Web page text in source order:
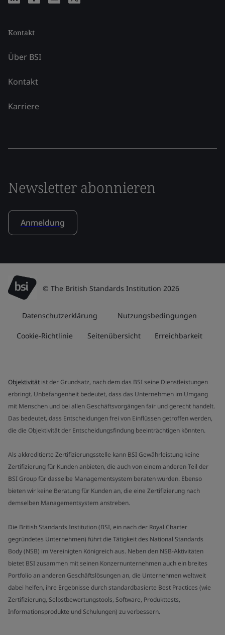
Kontakt
Über BSI
Kontakt
Karriere
Newsletter abonnieren
Anmeldung
© The British Standards Institution 2026
Datenschutzerklärung Nutzungsbedingungen
Cookie-Richtlinie Seitenübersicht Erreichbarkeit
Objektivität ist der Grundsatz, nach dem das BSI seine Dienstleistungen
erbringt. Unbefangenheit bedeutet, dass das Unternehmen im Umgang
mit Menschen und bei allen Geschäftsvorgängen fair und gerecht handelt.
Das bedeutet, dass Entscheidungen frei von Einflüssen getroffen werden,
die die Objektivität der Entscheidungsfindung beeinträchtigen könnten.
Als akkreditierte Zertifizierungsstelle kann BSI Gewährleistung keine
Zertifizierung für Kunden anbieten, die auch von einem anderen Teil der
BSI Group für dasselbe Managementsystem beraten wurden. Ebenso
bieten wir keine Beratung für Kunden an, die eine Zertifizierung nach
demselben Managementsystem anstreben.
Die British Standards Institution (BSI, ein nach der Royal Charter
gegründetes Unternehmen) führt die Tätigkeit des National Standards
Body (NSB) im Vereinigten Königreich aus. Neben den NSB-Aktivitäten
bietet BSI zusammen mit seinen Konzernunternehmen auch ein breites
Portfolio an anderen Geschäftslösungen an, die Unternehmen weltweit
dabei helfen, ihre Ergebnisse durch standardbasierte Best Practices (wie
Zertifizierung, Selbstbewertungstools, Software, Produkttests,
Informationsprodukte und Schulungen) zu verbessern.